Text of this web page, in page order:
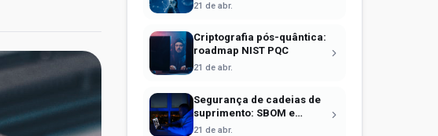
21 de abr.
Criptografia pós-quântica:
roadmap NIST PQC
21 de abr.
Segurança de cadeias de
suprimento: SBOM e
Sigstore
21 de abr.